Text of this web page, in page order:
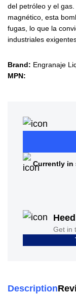
del petróleo y el
magnético, esta
fugas, lo que la
industriales
Brand: Engranaje
MPN:
Currently in
Get in
Description